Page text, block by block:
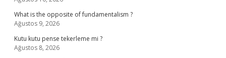
What is the opposite of fundamentalism ?
Ağustos 9, 2026
Kutu kutu pense tekerleme mi ?
Ağustos 8, 2026